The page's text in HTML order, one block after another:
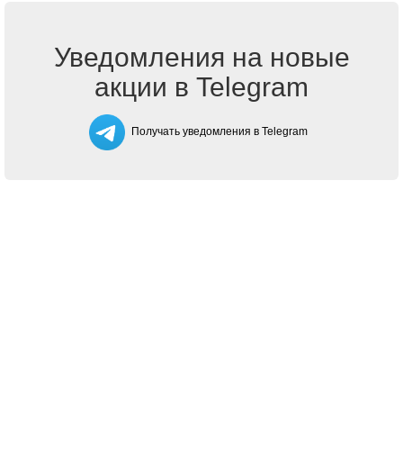
Уведомления на новые
акции в Telegram
Получать уведомления в Telegram